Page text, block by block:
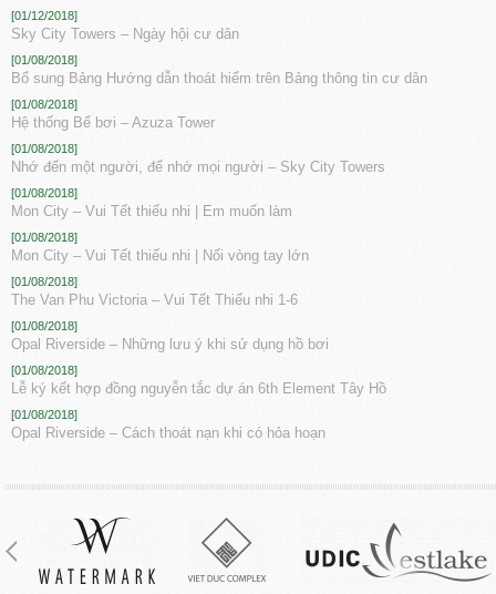
[01/12/2018]
Sky City Towers – Ngày hội cư dân
[01/08/2018]
Bổ sung Bảng Hướng dẫn thoát hiểm trên Bảng thông tin cư dân
[01/08/2018]
Hệ thống Bể bơi – Azuza Tower
[01/08/2018]
Nhớ đến một người, để nhớ mọi người – Sky City Towers
[01/08/2018]
Mon City – Vui Tết thiếu nhi | Em muốn làm
[01/08/2018]
Mon City – Vui Tết thiếu nhi | Nối vòng tay lớn
[01/08/2018]
The Van Phu Victoria – Vui Tết Thiếu nhi 1-6
[01/08/2018]
Opal Riverside – Những lưu ý khi sử dụng hồ bơi
[01/08/2018]
Lễ ký kết hợp đồng nguyễn tắc dự án 6th Element Tây Hồ
[01/08/2018]
Opal Riverside – Cách thoát nạn khi có hỏa hoạn